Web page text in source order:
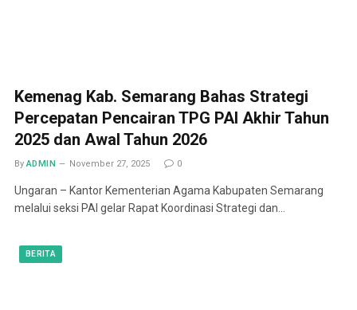
Kemenag Kab. Semarang Bahas Strategi
Percepatan Pencairan TPG PAI Akhir Tahun
2025 dan Awal Tahun 2026
By ADMIN November 27, 2025 0
Ungaran – Kantor Kementerian Agama Kabupaten Semarang
melalui seksi PAI gelar Rapat Koordinasi Strategi dan…
BERITA